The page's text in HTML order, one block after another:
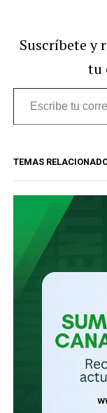
Suscríbete y
tu
Escribe
tu
electrónico…
TEMAS